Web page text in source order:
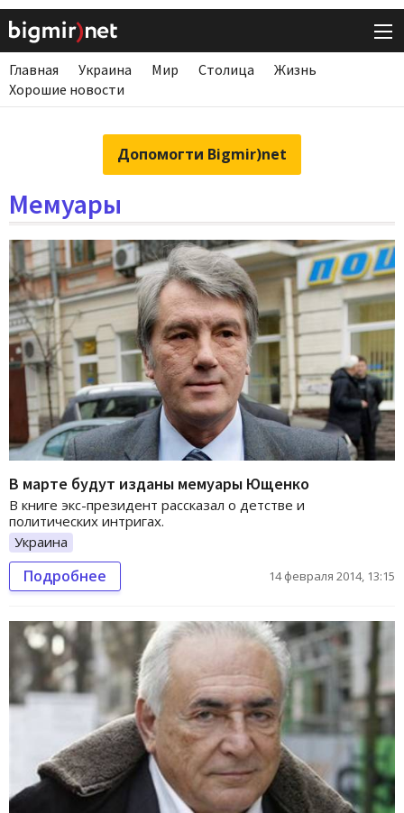
Главная Украина Мир Столица
Жизнь
Хорошие новости
Допомогти Bigmir)net
Мемуары
В марте будут изданы мемуары Ющенко
В книге экс-президент рассказал о детстве и
политических интригах.
Украина
Подробнее 14 февраля 2014, 13:15